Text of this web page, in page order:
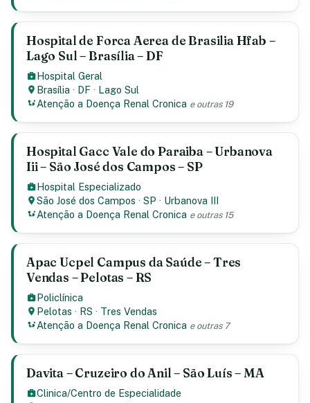
Hospital de Forca Aerea de Brasilia Hfab –
Lago Sul – Brasília – DF
Hospital Geral
Brasília · DF · Lago Sul
Atenção a Doença Renal Cronica e outras 19
Hospital Gacc Vale do Paraiba – Urbanova
Iii – São José dos Campos – SP
Hospital Especializado
São José dos Campos ·SP · Urbanova III
Atenção a Doença Renal Cronica e outras 15
Apac Ucpel Campus da Saúde – Tres
Vendas – Pelotas – RS
Policlínica
Pelotas · RS · Tres Vendas
Atenção a Doença Renal Cronica e outras 7
Davita – Cruzeiro do Anil – São Luís – MA
Clinica/Centro de Especialidade